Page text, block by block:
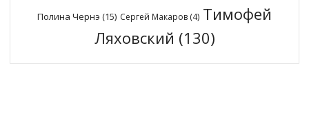
Полина Чернэ (15) Сергей Макаров (4) Тимофей
Ляховский (130)